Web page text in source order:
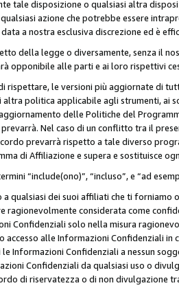
tale disposizione o qualsiasi altra
azione che potrebbe essere
a nostra esclusiva discrezione ed è
della legge o diversamente, senza il
opponibile alle parti e ai loro rispettivi
rispettare, le versioni più aggiornate di
altra politica applicabile agli strumenti,
delle Politiche del
Nel caso di un conflitto tra il
prevarrà rispetto a tale diverso
di Affiliazione e supera e sostituisce
“include(ono)”, “incluso”, e “ad
qualsiasi dei suoi affiliati che ti forniamo
ragionevolmente considerata come
Confidenziali solo nella misura
accesso alle Informazioni Confidenziali
Informazioni Confidenziali a nessun
Confidenziali da qualsiasi uso o
di riservatezza o di non divulgazione